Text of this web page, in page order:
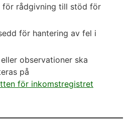
för rådgivning till stöd för
för hantering av fel i
observationer ska
på
för inkomstregistret